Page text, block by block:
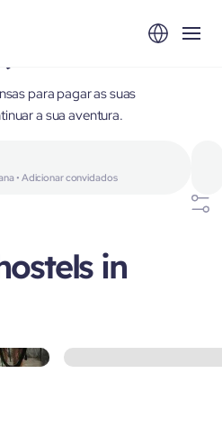
Mexico
para pagar as suas
a sua aventura.
• Adicionar convidados
in